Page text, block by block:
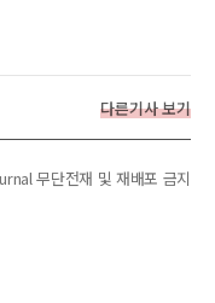
다른기사 보기
무단전재 및 재배포 금지